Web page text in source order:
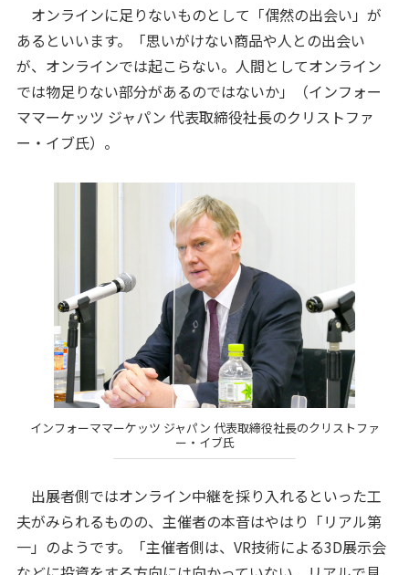
オンラインに足りないものとして「偶然の出会い」が
あるといいます。「思いがけない商品や人との出会い
が、オンラインでは起こらない。人間としてオンライン
では物足りない部分があるのではないか」（インフォー
ママーケッツ ジャパン 代表取締役社長のクリストファ
ー・イブ氏）。
インフォーママーケッツ ジャパン 代表取締役社長のクリストファ
ー・イブ氏
出展者側ではオンライン中継を採り入れるといった工
夫がみられるものの、主催者の本音はやはり「リアル第
一」のようです。「主催者側は、VR技術による3D展示会